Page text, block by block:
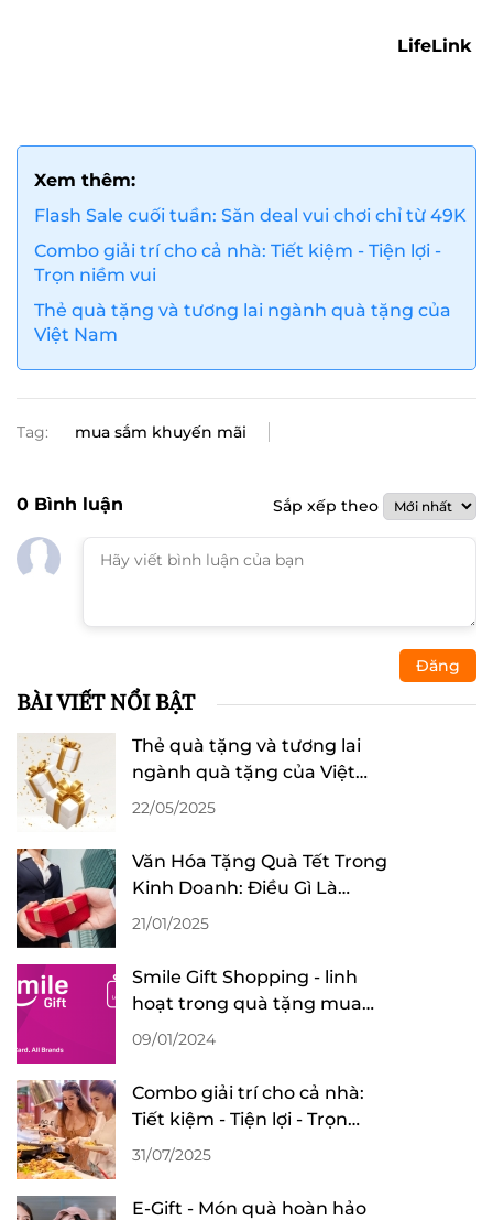
LifeLink
Xem thêm:
Flash Sale cuối tuần: Săn deal vui chơi chỉ từ 49K
Combo giải trí cho cả nhà: Tiết kiệm - Tiện lợi -
Trọn niềm vui
Thẻ quà tặng và tương lai ngành quà tặng của
Việt Nam
Tag: mua sắm khuyến mãi
0 Bình luận Sắp xếp theo
Đăng
BÀI VIẾT NỔI BẬT
Thẻ quà tặng và tương lai
ngành quà tặng của Việt
Nam
22/05/2025
Văn Hóa Tặng Quà Tết Trong
Kinh Doanh: Điều Gì Là
Quan Trọng
21/01/2025
Smile Gift Shopping - linh
hoạt trong quà tặng mua
sắm
09/01/2024
Combo giải trí cho cả nhà:
Tiết kiệm - Tiện lợi - Trọn
niềm vui
31/07/2025
E-Gift - Món quà hoàn hảo